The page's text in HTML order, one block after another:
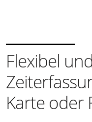
Flexibel
Karte oder